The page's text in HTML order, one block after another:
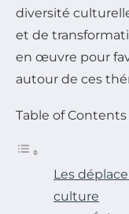
diversité
et de
en œuvre pour
autour de ces
Table of Contents
Les
culture